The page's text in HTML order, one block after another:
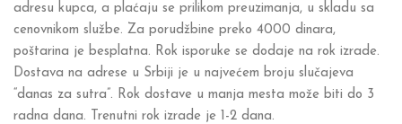
adresu kupca, a plaćaju se prilikom preuzimanja, u skladu sa
cenovnikom službe. Za porudžbine preko 4000 dinara,
poštarina je besplatna. Rok isporuke se dodaje na rok izrade.
Dostava na adrese u Srbiji je u najvećem broju slučajeva
“danas za sutra”. Rok dostave u manja mesta može biti do 3
radna dana. Trenutni rok izrade je 1-2 dana.